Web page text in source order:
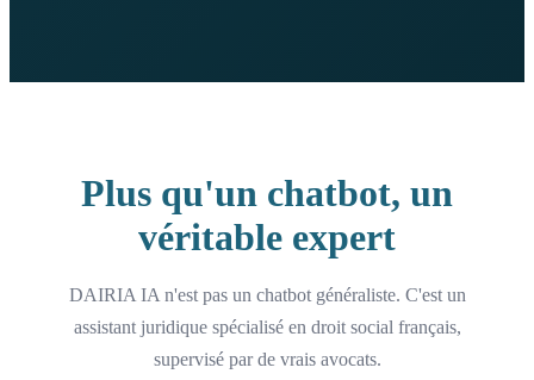
Plus qu'un chatbot, un
véritable expert
DAIRIA IA n'est pas un chatbot généraliste. C'est un
assistant juridique spécialisé en droit social français,
supervisé par de vrais avocats.